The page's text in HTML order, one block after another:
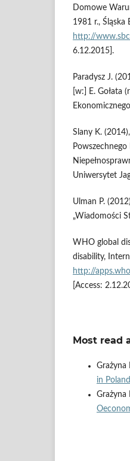
Domowe
1981 r.,
http://
6.12.2015].
Paradysz J.
[w:] E. Gołata
Slany K.
Uniwersytet
Ulman P.
„Wiadomości
WHO global
disability,
http://
[Access:
Most read
Grażyna
in Poland
Grażyna